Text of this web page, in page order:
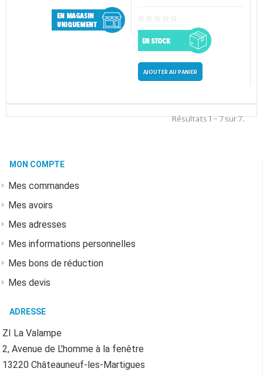
AJOUTER AU PANIER
Résultats 1 - 7 sur 7.
MON COMPTE
Mes commandes
Mes avoirs
Mes adresses
Mes informations personnelles
Mes bons de réduction
Mes devis
ADRESSE
ZI La Valampe
2, Avenue de L'homme à la fenêtre
13220 Châteauneuf-les-Martigues